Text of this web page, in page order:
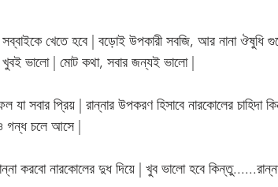
খেতে হবে | বড়োই উপকারী সবজি, আর নানা ঔষুধি
খুবই ভালো | মোট কথা, সবার জন্যই ভালো |
সবার প্রিয় | রান্নার উপকরণ হিসাবে নারকোলের চাহিদা
গন্ধ চলে আসে |
করবো নারকোলের দুধ দিয়ে | খুব ভালো হবে